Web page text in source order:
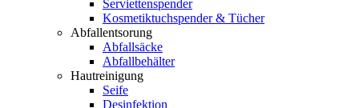
Serviettenspender
Kosmetiktuchspender & Tücher
Abfallentsorung
Abfallsäcke
Abfallbehälter
Hautreinigung
Seife
Desinfektion